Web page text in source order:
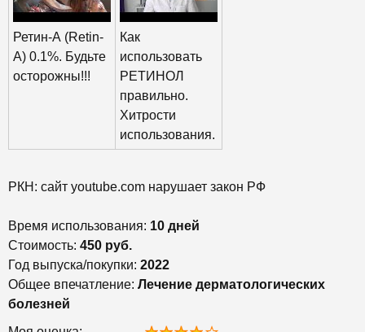
Ретин-А (Retin-
A) 0.1%. Будьте
осторожны!!!
Как
использовать
РЕТИНОЛ
правильно.
Хитрости
использования.
РКН: сайт youtube.com нарушает закон РФ
Время использования: 10 дней
Стоимость: 450 руб.
Год выпуска/покупки: 2022
Общее впечатление: Лечение дерматологических
болезней